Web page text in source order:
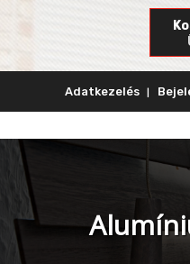
Adatkezelés